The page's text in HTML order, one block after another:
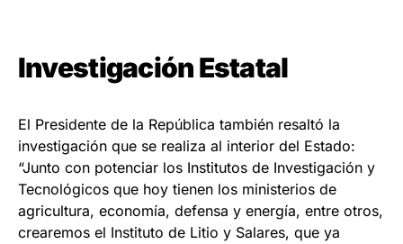
Investigación Estatal
El Presidente de la República también resaltó la
investigación que se realiza al interior del Estado:
“Junto con potenciar los Institutos de Investigación y
Tecnológicos que hoy tienen los ministerios de
agricultura, economía, defensa y energía, entre otros,
crearemos el Instituto de Litio y Salares, que ya